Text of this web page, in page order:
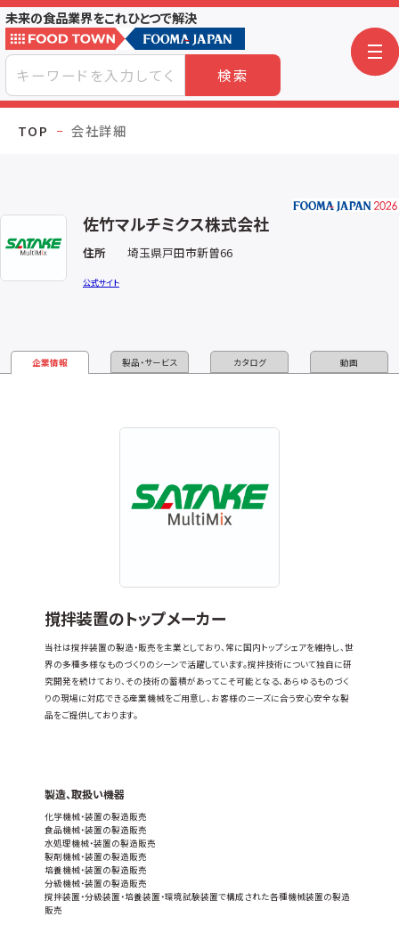
未来の食品業界をこれひとつで解決
検索
TOP 会社詳細
佐竹マルチミクス株式会社
住所 埼玉県戸田市新曽66
公式サイト
企業情報 製品・サービス カタログ 動画
撹拌装置のトップメーカー
当社は撹拌装置の製造・販売を主業としており、常に国内トップシェアを維持し、世
界の多種多様なものづくりのシーンで活躍しています。撹拌技術について独自に研
究開発を続けており、その技術の蓄積があってこそ可能となる、あらゆるものづく
りの現場に対応できる産業機械をご用意し、お客様のニーズに合う安心安全な製
品をご提供しております。
製造、取扱い機器
化学機械・装置の製造販売
食品機械・装置の製造販売
水処理機械・装置の製造販売
製剤機械・装置の製造販売
培養機械・装置の製造販売
分級機械・装置の製造販売
撹拌装置・分級装置・培養装置・環境試験装置で構成された各種機械装置の製造
販売